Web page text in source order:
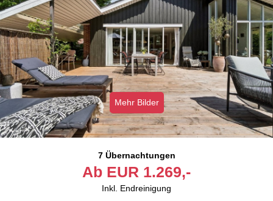
Mehr Bilder
7 Übernachtungen
Ab EUR 1.269,-
Inkl. Endreinigung